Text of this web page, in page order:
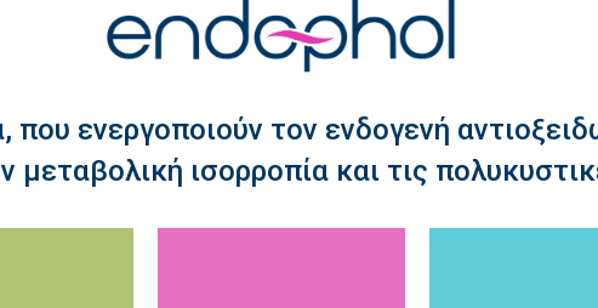
που ενεργοποιούν τον ενδογενή
μεταβολική ισορροπία και τις